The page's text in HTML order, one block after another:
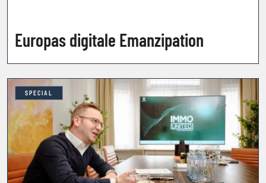
Europas digitale Emanzipation
SPECIAL